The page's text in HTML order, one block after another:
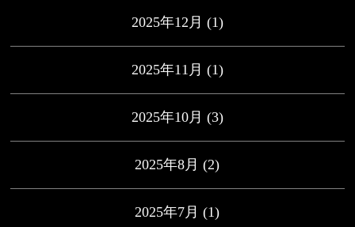
2025年12月 (1)
2025年11月 (1)
2025年10月 (3)
2025年8月 (2)
2025年7月 (1)